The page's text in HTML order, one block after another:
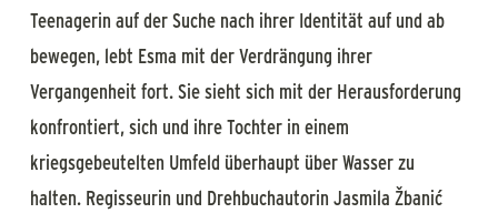
Teenagerin auf der Suche nach ihrer Identität auf und ab
bewegen, lebt Esma mit der Verdrängung ihrer
Vergangenheit fort. Sie sieht sich mit der Herausforderung
konfrontiert, sich und ihre Tochter in einem
kriegsgebeutelten Umfeld überhaupt über Wasser zu
halten. Regisseurin und Drehbuchautorin Jasmila Žbanić